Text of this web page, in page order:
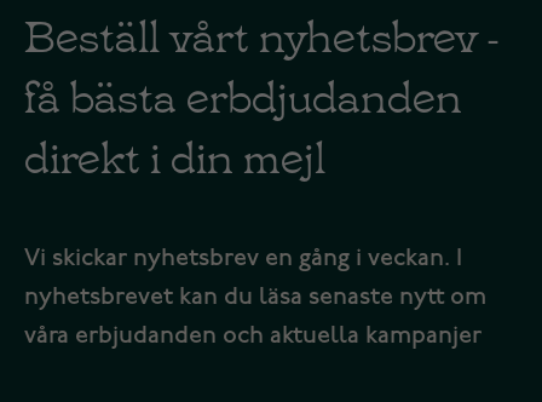
Beställ vårt nyhetsbrev -
få bästa erbdjudanden
direkt i din mejl
Vi skickar nyhetsbrev en gång i veckan. I
nyhetsbrevet kan du läsa senaste nytt om
våra erbjudanden och aktuella kampanjer